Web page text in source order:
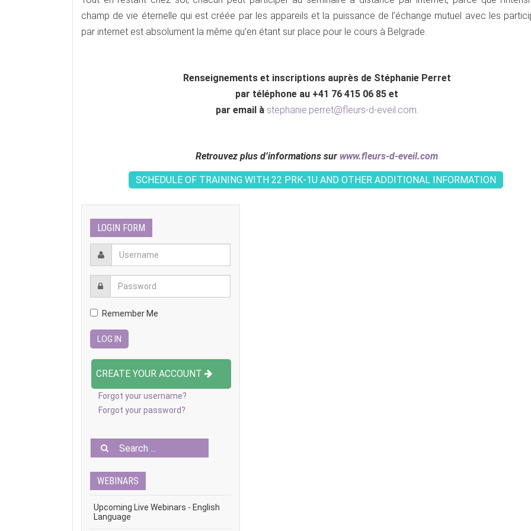
champ de vie éternelle qui est créée par les appareils et la puissance de l’échange mutuel avec les
par internet est absolument la même qu’en étant sur place pour le cours à Belgrade.
Renseignements et inscriptions auprès de Stéphanie Perret
par téléphone au +41 76 415 06 85 et
par email à stephanie.perret@fleurs-d-eveil.com.
Retrouvez plus d’informations sur www.fleurs-d-eveil.com
SCHEDULE OF TRAINING WITH 22 PRK-1U AND OTHER ADDITIONAL INFORMATION
LOGIN FORM
Remember Me
CREATE YOUR ACCOUNT
Forgot your username?
Forgot your password?
WEBINARS
Upcoming Live Webinars - English
Language